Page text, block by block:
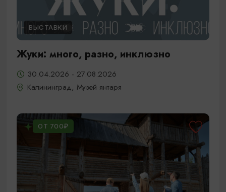
ВЫСТАВКИ
Жуки: много, разно, инклюзно
30.04.2026 - 27.08.2026
Калининград, Музей янтаря
ОТ 700₽